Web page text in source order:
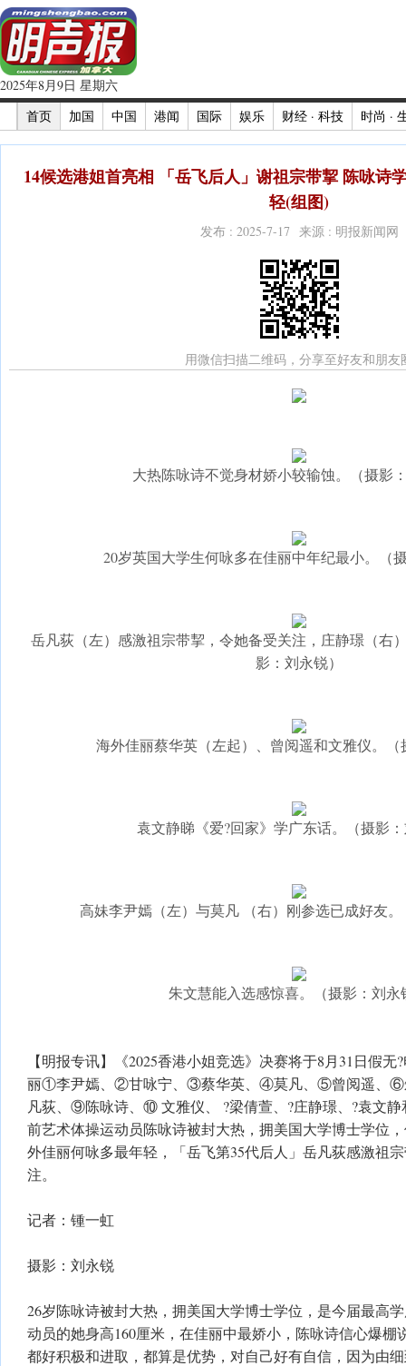
2025年8月9日 星期六
首页
加国 中国 港闻 国际 娱乐 财经 · 科技 时尚 ·
14候选港姐首亮相 「岳飞后人」谢祖宗带挈 陈咏诗
轻(组图)
发布 : 2025-7-17 来源 : 明报新闻网
用微信扫描二维码，分享至好友和朋友
大热陈咏诗不觉身材娇小较输蚀。（摄影
20岁英国大学生何咏多在佳丽中年纪最小。（
岳凡荻（左）感激祖宗带挈，令她备受关注，庄静璟（右
影：刘永锐）
海外佳丽蔡华英（左起）、曾阅遥和文雅仪。（
袁文静睇《爱?回家》学广东话。（摄影
高妹李尹嫣（左）与莫凡 （右）刚参选已成好友
朱文慧能入选感惊喜。（摄影：刘永
【明报专讯】《2025香港小姐竞选》决赛将于8月31日假
丽①李尹嫣、②甘咏宁、③蔡华英、④莫凡、⑤曾阅遥、
凡荻、⑨陈咏诗、⑩ 文雅仪、 ?梁倩萱、?庄静璟、?袁文
前艺术体操运动员陈咏诗被封大热，拥美国大学博士学位
外佳丽何咏多最年轻，「岳飞第35代后人」岳凡荻感激祖
注。
记者：锺一虹
摄影：刘永锐
26岁陈咏诗被封大热，拥美国大学博士学位，是今届最高
动员的她身高160厘米，在佳丽中最娇小，陈咏诗信心爆棚
都好积极和进取，都算是优势，对自己好有自信，因为由